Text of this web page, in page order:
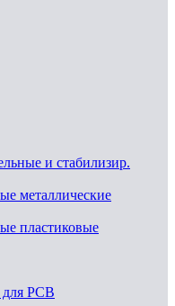
и стабилизир.
металлические
пластиковые
PCB